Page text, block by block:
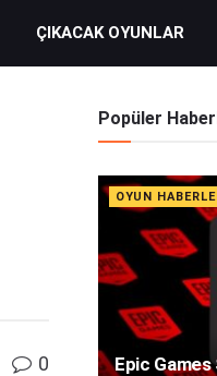
ÇIKACAK OYUNLAR
0
Popüler
OYUN
Epic Games